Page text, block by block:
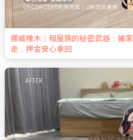
挪威橡木｜租屋族的秘密武器：搬
走，押金安心拿回